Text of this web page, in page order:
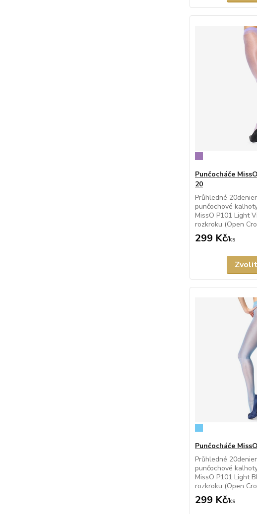
Punčocháče
20
Průhledné
punčochové
MissO P101 Light
rozkroku (Open
299 Kč/ks
Punčocháče
Průhledné
punčochové
MissO P101 Light
rozkroku (Open
299 Kč/ks